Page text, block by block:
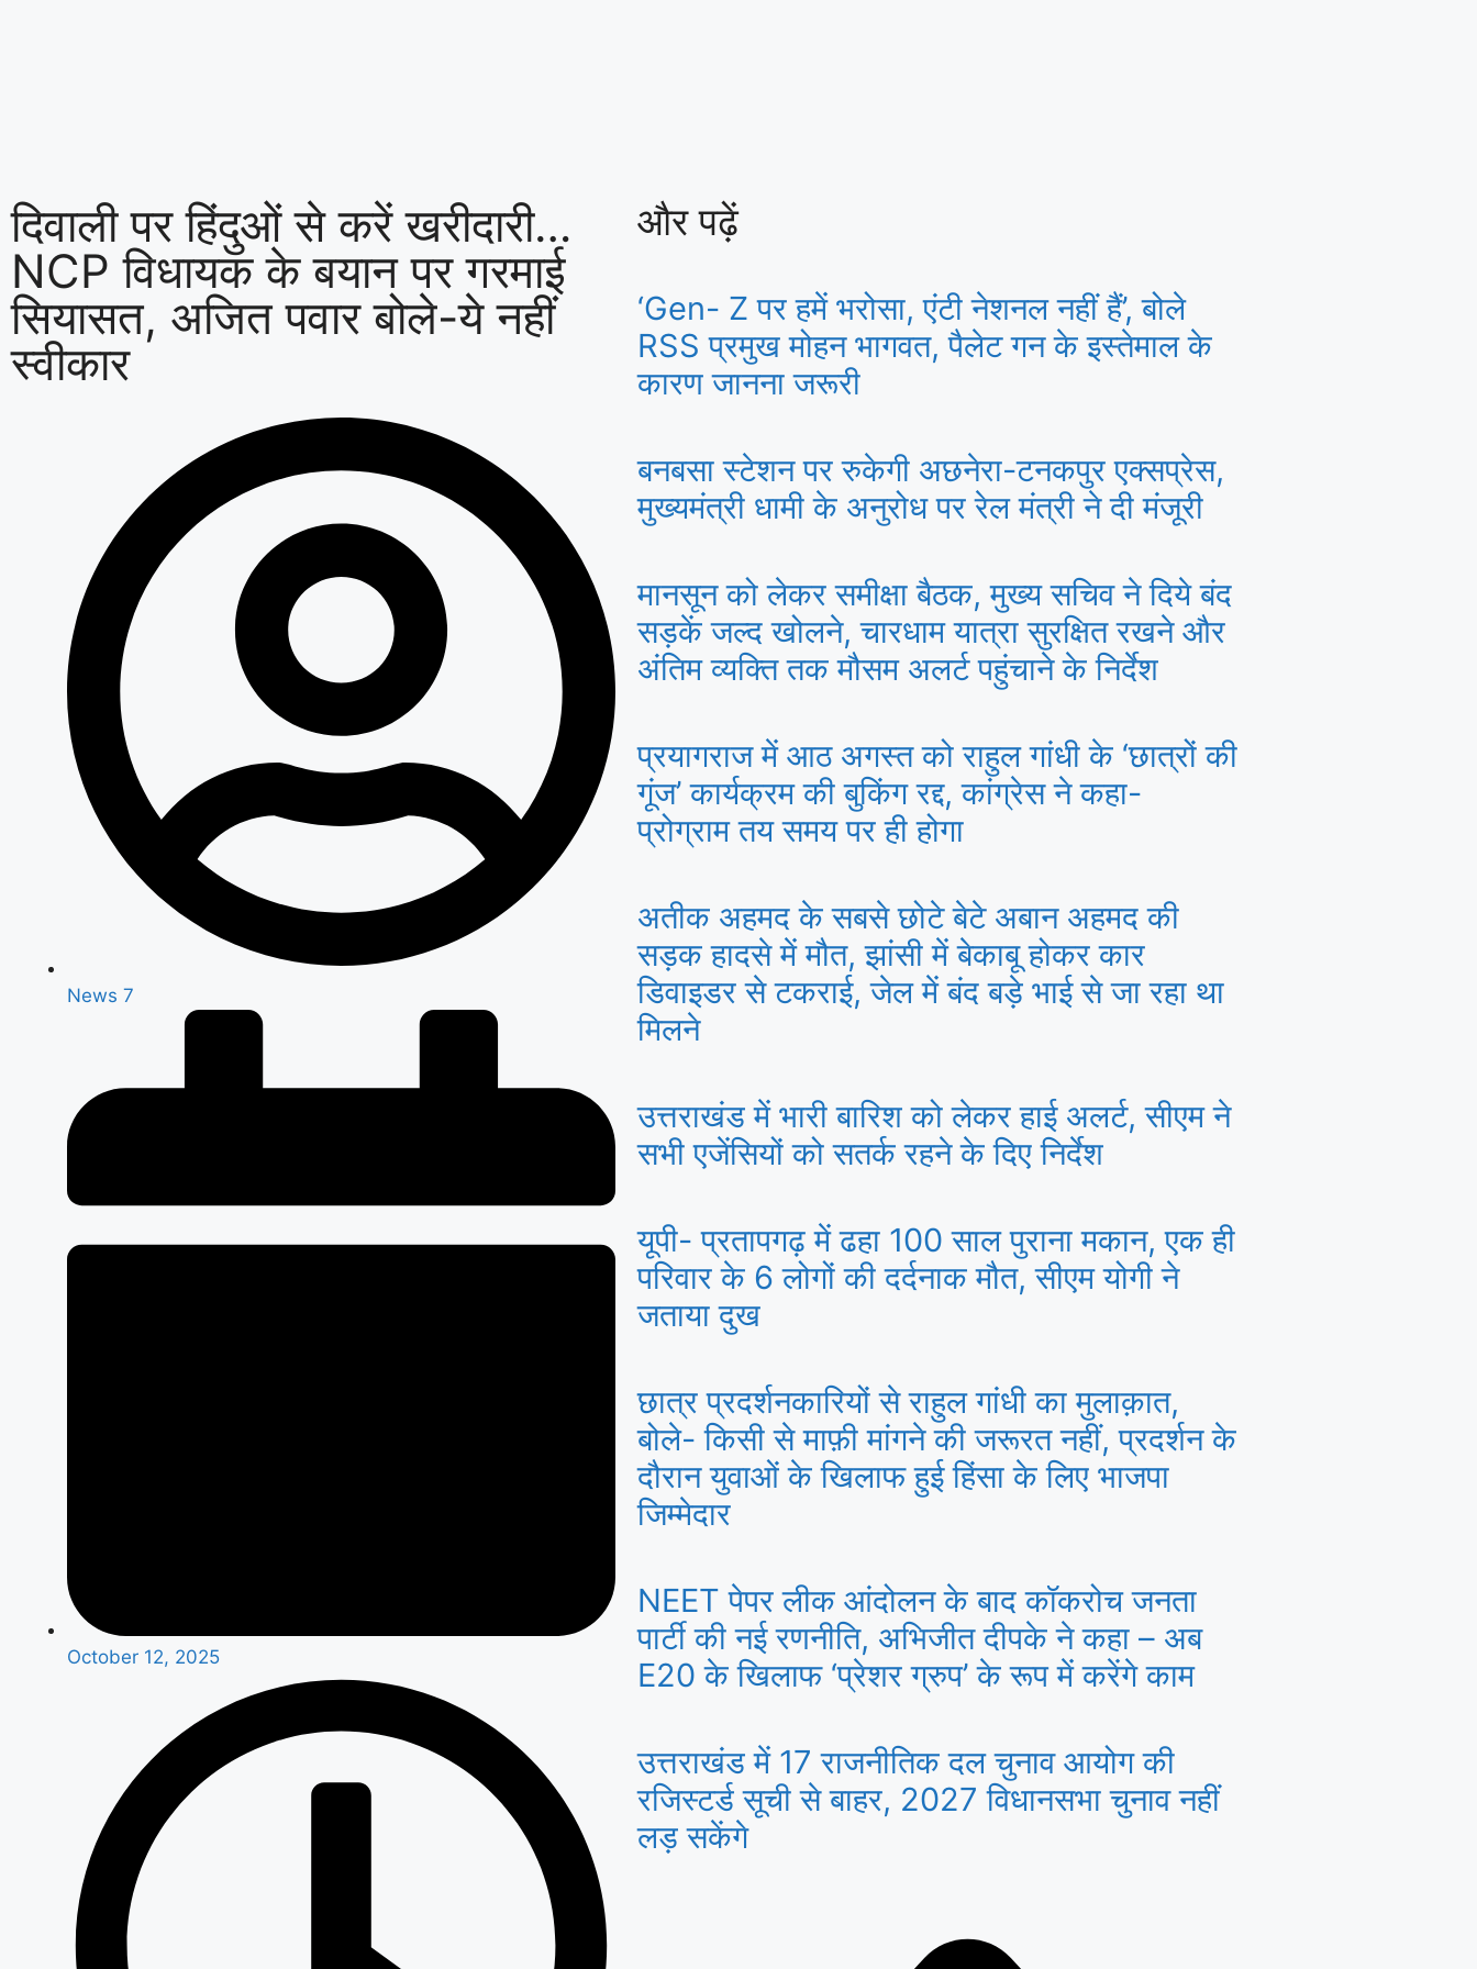
दिवाली पर हिंदुओं से करें खरीदारी…
NCP विधायक के बयान पर गरमाई
सियासत, अजित पवार बोले-ये नहीं
स्वीकार
News 7
October 12, 2025
और पढ़ें
‘Gen- Z पर हमें भरोसा, एंटी नेशनल नहीं हैं’, बोले
RSS प्रमुख मोहन भागवत, पैलेट गन के इस्तेमाल के
कारण जानना जरूरी
बनबसा स्टेशन पर रुकेगी अछनेरा-टनकपुर एक्सप्रेस,
मुख्यमंत्री धामी के अनुरोध पर रेल मंत्री ने दी मंजूरी
मानसून को लेकर समीक्षा बैठक, मुख्य सचिव ने दिये बंद
सड़कें जल्द खोलने, चारधाम यात्रा सुरक्षित रखने और
अंतिम व्यक्ति तक मौसम अलर्ट पहुंचाने के निर्देश
प्रयागराज में आठ अगस्त को राहुल गांधी के ‘छात्रों की
गूंज’ कार्यक्रम की बुकिंग रद्द, कांग्रेस ने कहा-
प्रोग्राम तय समय पर ही होगा
अतीक अहमद के सबसे छोटे बेटे अबान अहमद की
सड़क हादसे में मौत, झांसी में बेकाबू होकर कार
डिवाइडर से टकराई, जेल में बंद बड़े भाई से जा रहा था
मिलने
उत्तराखंड में भारी बारिश को लेकर हाई अलर्ट, सीएम ने
सभी एजेंसियों को सतर्क रहने के दिए निर्देश
यूपी- प्रतापगढ़ में ढहा 100 साल पुराना मकान, एक ही
परिवार के 6 लोगों की दर्दनाक मौत, सीएम योगी ने
जताया दुख
छात्र प्रदर्शनकारियों से राहुल गांधी का मुलाक़ात,
बोले- किसी से माफ़ी मांगने की जरूरत नहीं, प्रदर्शन के
दौरान युवाओं के खिलाफ हुई हिंसा के लिए भाजपा
जिम्मेदार
NEET पेपर लीक आंदोलन के बाद कॉकरोच जनता
पार्टी की नई रणनीति, अभिजीत दीपके ने कहा – अब
E20 के खिलाफ ‘प्रेशर ग्रुप’ के रूप में करेंगे काम
उत्तराखंड में 17 राजनीतिक दल चुनाव आयोग की
रजिस्टर्ड सूची से बाहर, 2027 विधानसभा चुनाव नहीं
लड़ सकेंगे